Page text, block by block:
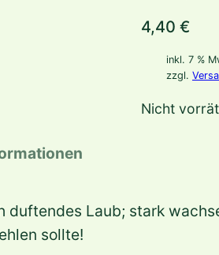
4,40 €
inkl. 7 %
zzgl.
Nicht
duftendes Laub; stark
sollte!